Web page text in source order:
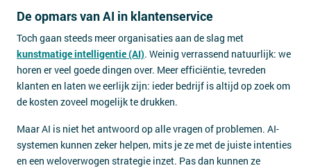
De opmars van AI in klantenservice
Toch gaan steeds meer organisaties aan de slag met
kunstmatige intelligentie (AI). Weinig verrassend natuurlijk: we
horen er veel goede dingen over. Meer efficiëntie, tevreden
klanten en laten we eerlijk zijn: ieder bedrijf is altijd op zoek om
de kosten zoveel mogelijk te drukken.
Maar AI is niet het antwoord op alle vragen of problemen. AI-
systemen kunnen zeker helpen, mits je ze met de juiste intenties
en een weloverwogen strategie inzet. Pas dan kunnen ze